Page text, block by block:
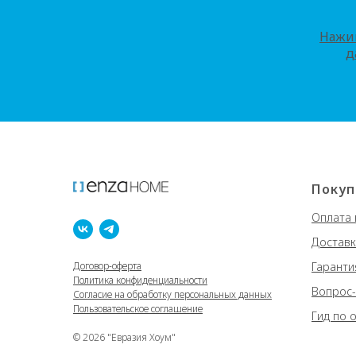
Договор-оферта
Политика конфиденциальности
Согласие на обработку персональных данных
Пользовательское соглашение
© 2026 "Евразия Хоум"
Оплата
Гид по